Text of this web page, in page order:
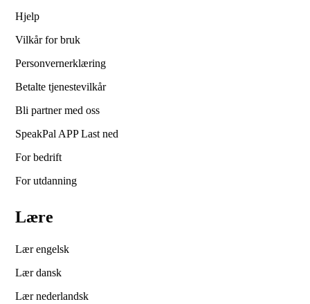
Hjelp
Vilkår for bruk
Personvernerklæring
Betalte tjenestevilkår
Bli partner med oss
SpeakPal APP Last ned
For bedrift
For utdanning
Lære
Lær engelsk
Lær dansk
Lær nederlandsk